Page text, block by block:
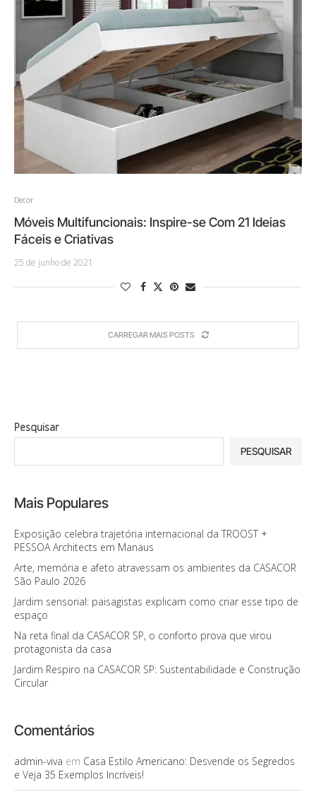
Decor
Móveis Multifuncionais: Inspire-se Com 21 Ideias
Fáceis e Criativas
25 de junho de 2021
CARREGAR MAIS POSTS
Pesquisar
PESQUISAR
Mais Populares
Exposição celebra trajetória internacional da TROOST +
PESSOA Architects em Manaus
Arte, memória e afeto atravessam os ambientes da CASACOR
São Paulo 2026
Jardim sensorial: paisagistas explicam como criar esse tipo de
espaço
Na reta final da CASACOR SP, o conforto prova que virou
protagonista da casa
Jardim Respiro na CASACOR SP: Sustentabilidade e Construção
Circular
Comentários
admin-viva em Casa Estilo Americano: Desvende os Segredos
e Veja 35 Exemplos Incríveis!